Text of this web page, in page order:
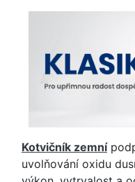
Kotvičník zemní
uvolňování oxidu